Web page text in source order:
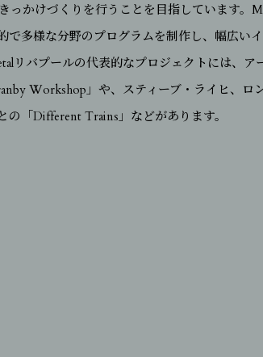
っかけづくりを行うことを目指しています。
で多様な分野のプログラムを制作し、幅広い
リバプールの代表的なプロジェクトには、ア
Workshop」や、スティーブ・ライヒ、ロ
「Different Trains」などがあります。